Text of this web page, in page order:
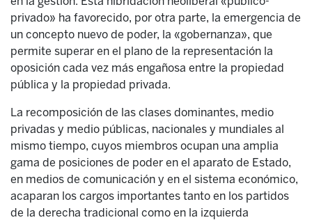
privado» ha favorecido, por otra parte, la emergencia de
un concepto nuevo de poder, la «gobernanza», que
permite superar en el plano de la representación la
oposición cada vez más engañosa entre la propiedad
pública y la propiedad privada.
La recomposición de las clases dominantes, medio
privadas y medio públicas, nacionales y mundiales al
mismo tiempo, cuyos miembros ocupan una amplia
gama de posiciones de poder en el aparato de Estado,
en medios de comunicación y en el sistema económico,
acaparan los cargos importantes tanto en los partidos
de la derecha tradicional como en la izquierda